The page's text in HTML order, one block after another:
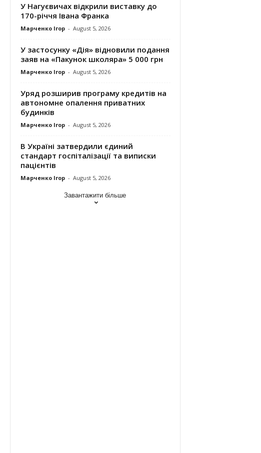
У Нагуєвичах відкрили виставку до
170-річчя Івана Франка
Марченко Ігор - August 5, 2026
У застосунку «Дія» відновили подання
заяв на «Пакунок школяра» 5 000 грн
Марченко Ігор - August 5, 2026
Уряд розширив програму кредитів на
автономне опалення приватних
будинків
Марченко Ігор - August 5, 2026
В Україні затвердили єдиний
стандарт госпіталізації та виписки
пацієнтів
Марченко Ігор - August 5, 2026
Завантажити більше